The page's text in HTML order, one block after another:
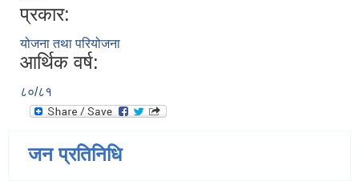
प्रकार:
योजना तथा परियोजना
आर्थिक वर्ष:
८०/८१
जन प्रतिनिधि